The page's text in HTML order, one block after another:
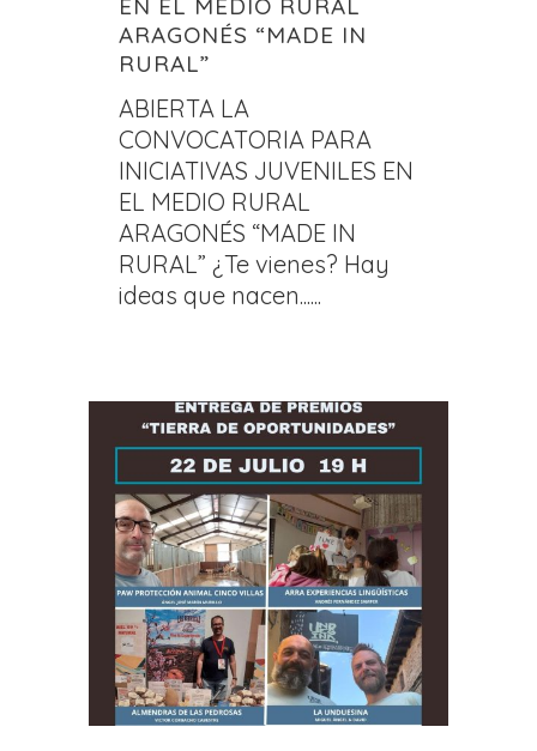
EN EL MEDIO RURAL
ARAGONÉS “MADE IN
RURAL”
ABIERTA LA
CONVOCATORIA PARA
INICIATIVAS JUVENILES EN
EL MEDIO RURAL
ARAGONÉS “MADE IN
RURAL” ¿Te vienes? Hay
ideas que nacen......